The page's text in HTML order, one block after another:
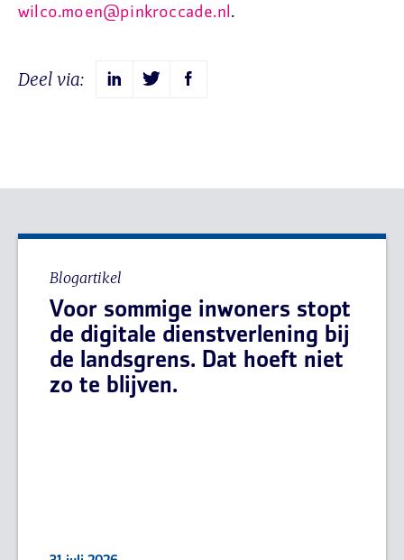
wilco.moen@pinkroccade.nl .
Deel via:
Blogartikel
Voor sommige inwoners stopt
de digitale dienstverlening bij
de landsgrens. Dat hoeft niet
zo te blijven.